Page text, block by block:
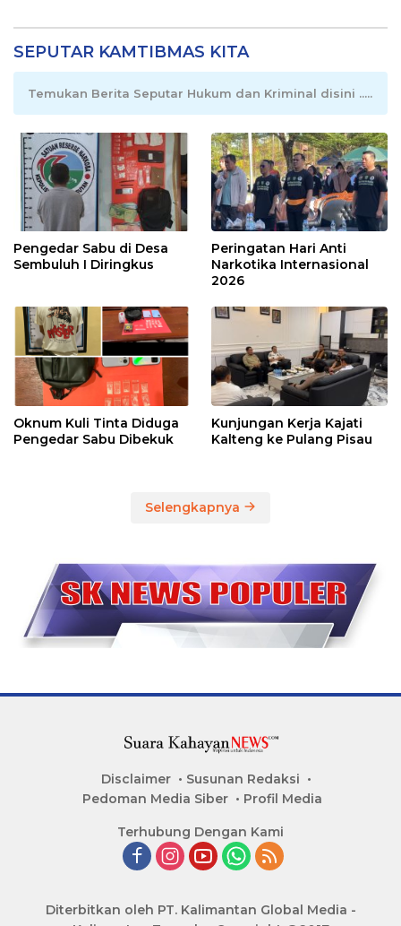
SEPUTAR KAMTIBMAS KITA
Temukan Berita Seputar Hukum dan Kriminal disini .....
Pengedar Sabu di Desa
Sembuluh I Diringkus
Peringatan Hari Anti
Narkotika Internasional
2026
Oknum Kuli Tinta Diduga
Pengedar Sabu Dibekuk
Kunjungan Kerja Kajati
Kalteng ke Pulang Pisau
Selengkapnya
Disclaimer
Susunan Redaksi
Pedoman Media Siber
Profil Media
Terhubung Dengan Kami
Diterbitkan oleh PT. Kalimantan Global Media -